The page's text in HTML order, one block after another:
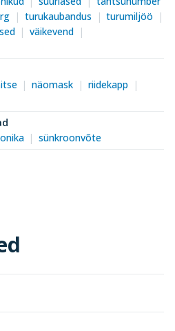
turukaubandus
turumiljöö
väikevend
näomask
riidekapp
sünkroonvõte